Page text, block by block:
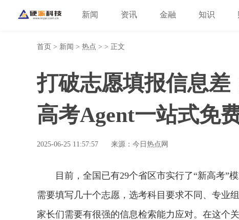
新闻 资讯 金融 知识
首页 > 新闻 > 热点 > > 正文
打破志愿填报信息
高考Agent一站式免
2025-06-25 11:57:57 来源：今日热点网
目前，全国已有29个省区市实行了“新高考”
需要填写几十个志愿，选考科目要求不同、专业
家长们需要有很强的信息检索能力应对。在这个